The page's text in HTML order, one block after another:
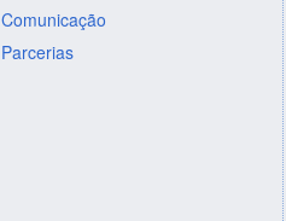
Comunicação
Parcerias